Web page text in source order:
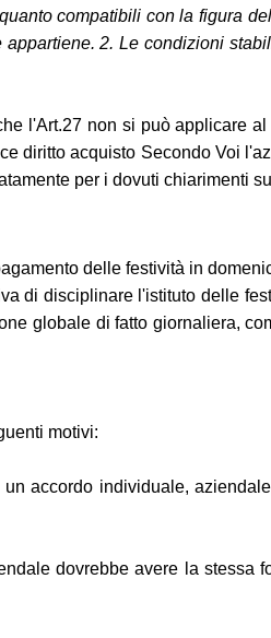
compatibili con la figura
2. Le condizioni
l'Art.27 non si può applicare
diritto acquisto Secondo Voi
per i dovuti chiarimenti
delle festività in
di disciplinare l'istituto delle
globale di fatto giornaliera,
motivi:
accordo individuale,
dovrebbe avere la